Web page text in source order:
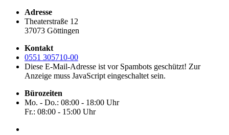
Adresse
Theaterstraße 12
37073 Göttingen
Kontakt
0551 305710-00
Diese E-Mail-Adresse ist vor Spambots geschützt! Zur
Anzeige muss JavaScript eingeschaltet sein.
Bürozeiten
Mo. - Do.: 08:00 - 18:00 Uhr
Fr.: 08:00 - 15:00 Uhr